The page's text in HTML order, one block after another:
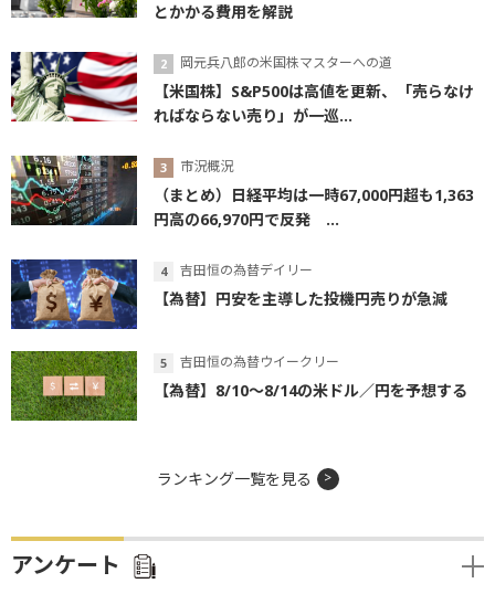
とかかる費用を解説
岡元兵八郎の米国株マスターへの道
【米国株】S&P500は高値を更新、「売らなけ
ればならない売り」が一巡...
市況概況
（まとめ）日経平均は一時67,000円超も1,363
円高の66,970円で反発 ...
吉田恒の為替デイリー
【為替】円安を主導した投機円売りが急減
吉田恒の為替ウイークリー
【為替】8/10～8/14の米ドル／円を予想する
ランキング一覧を見る
アンケート